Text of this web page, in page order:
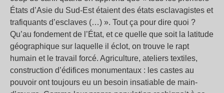
États d’Asie du Sud-Est étaient des états esclavagistes et
trafiquants d’esclaves (…) ». Tout ça pour dire quoi ?
Qu’au fondement de l’État, et ce quelle que soit la latitude
géographique sur laquelle il éclot, on trouve le rapt
humain et le travail forcé. Agriculture, ateliers textiles,
construction d’édifices monumentaux : les castes au
pouvoir ont toujours eu un besoin insatiable de main-